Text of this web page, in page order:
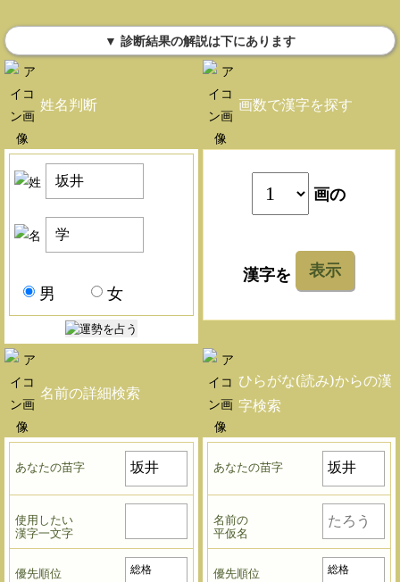
▼ 診断結果の解説は下にあります
姓名判断
男 女
画数で漢字を探す
画の
漢字を 表示
名前の詳細検索
あなたの苗字
使用したい
漢字一文字
優先順位
ひらがな(読み)からの漢
字検索
あなたの苗字
名前の
平仮名
優先順位